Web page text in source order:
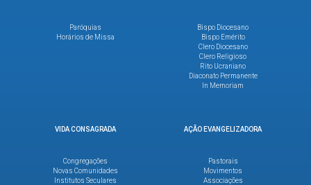
Paróquias
Horários de Missa
Bispo Diocesano
Bispo Emérito
Clero Diocesano
Clero Religioso
Rito Ucraniano
Diaconato Permanente
In Memoriam
VIDA CONSAGRADA
Congregações
Novas Comunidades
Institutos Seculares
AÇÃO EVANGELIZADORA
Pastorais
Movimentos
Associações